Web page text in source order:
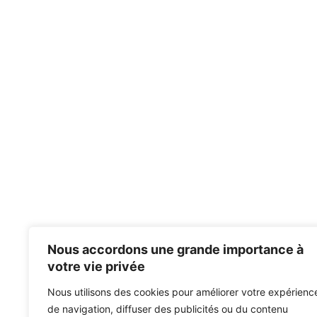
Nous accordons une grande importance à
votre vie privée
Nous utilisons des cookies pour améliorer votre
de navigation, diffuser des publicités ou du contenu